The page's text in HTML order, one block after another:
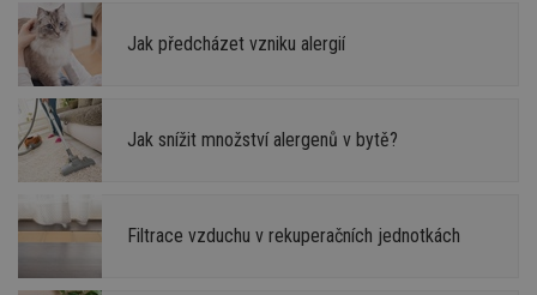
Jak předcházet vzniku alergií
Jak snížit množství alergenů v bytě?
Filtrace vzduchu v rekuperačních jednotkách